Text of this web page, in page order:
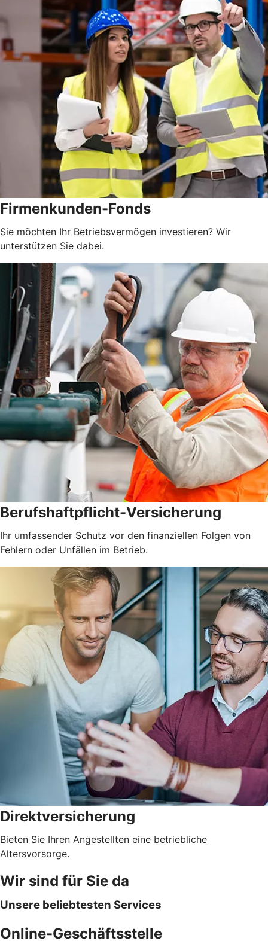
Firmenkunden-Fonds
Sie möchten Ihr Betriebsvermögen investieren? Wir
unterstützen Sie dabei.
Berufshaftpflicht-Versicherung
Ihr umfassender Schutz vor den finanziellen Folgen von
Fehlern oder Unfällen im Betrieb.
Direktversicherung
Bieten Sie Ihren Angestellten eine betriebliche
Altersvorsorge.
Wir sind für Sie da
Unsere beliebtesten Services
Online-Geschäftsstelle